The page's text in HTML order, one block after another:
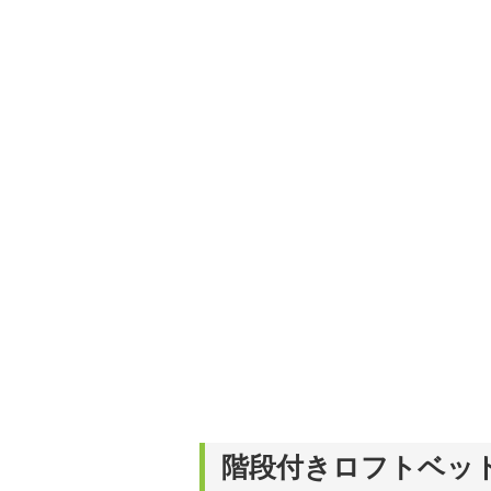
階段付きロフトベッ